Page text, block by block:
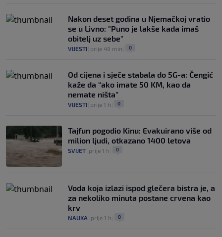
Nakon deset godina u Njemačkoj vratio
se u Livno: "Puno je lakše kada imaš
obitelj uz sebe"
VIJESTI prije 49 min 0
Od cijena i sječe stabala do 5G-a: Čengić
kaže da “ako imate 50 KM, kao da
nemate ništa”
VIJESTI prije 1 h 0
Tajfun pogodio Kinu: Evakuirano više od
milion ljudi, otkazano 1400 letova
SVIJET prije 1 h 0
Voda koja izlazi ispod glečera bistra je, a
za nekoliko minuta postane crvena kao
krv
NAUKA prije 1 h 0